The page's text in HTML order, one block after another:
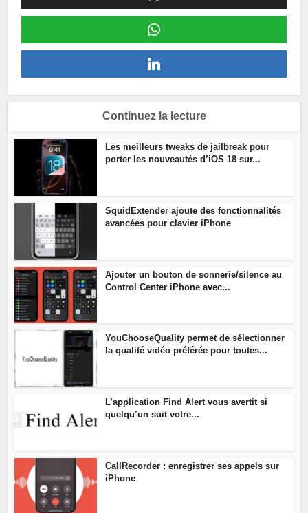
Continuez la lecture
Les meilleurs tweaks de jailbreak pour
porter les nouveautés d’iOS 18 sur...
SquidExtender ajoute des fonctionnalités
avancées pour clavier iPhone
Ajouter un bouton de sonnerie/silence au
Control Center iPhone avec...
YouChooseQuality permet de sélectionner
la qualité vidéo préférée pour toutes...
L’application Find Alert vous avertit si
quelqu’un suit votre...
CallRecorder : enregistrer ses appels sur
iPhone